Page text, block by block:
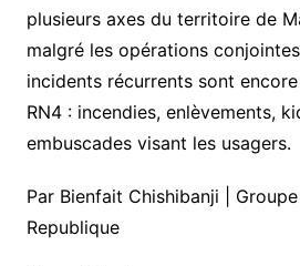
plusieurs axes du territoire de
malgré les opérations conjointes
incidents récurrents sont
RN4 : incendies, enlèvements,
embuscades visant les usagers.
Par Bienfait Chishibanji |
Republique